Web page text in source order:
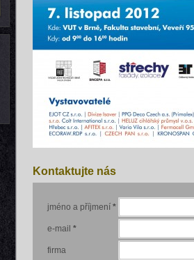
Kontaktujte nás
jméno a příjmení *
e-mail *
firma